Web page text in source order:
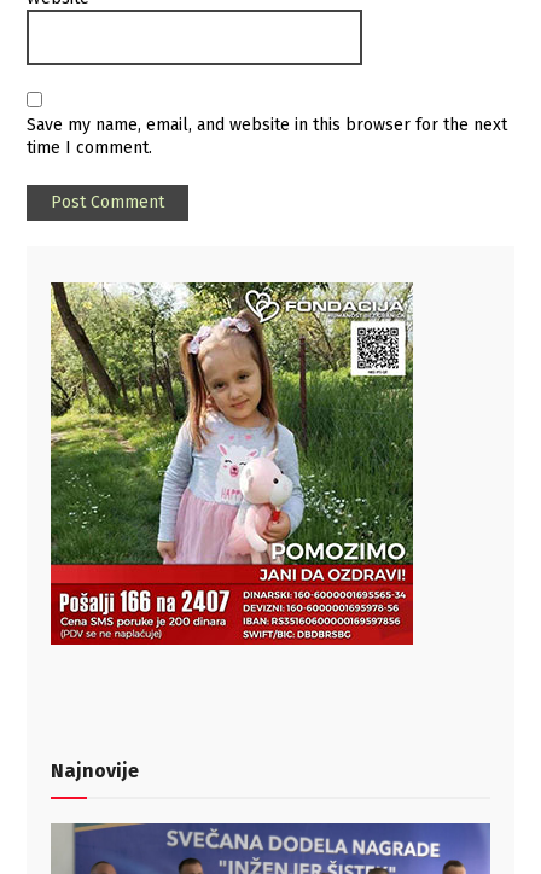
Save my name, email, and website in this browser for the next
time I comment.
Najnovije